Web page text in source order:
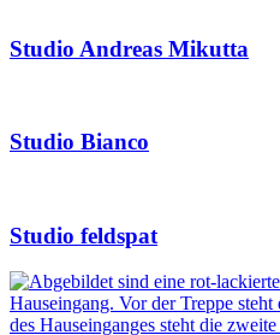
Studio Andreas Mikutta
Studio Bianco
Studio feldspat